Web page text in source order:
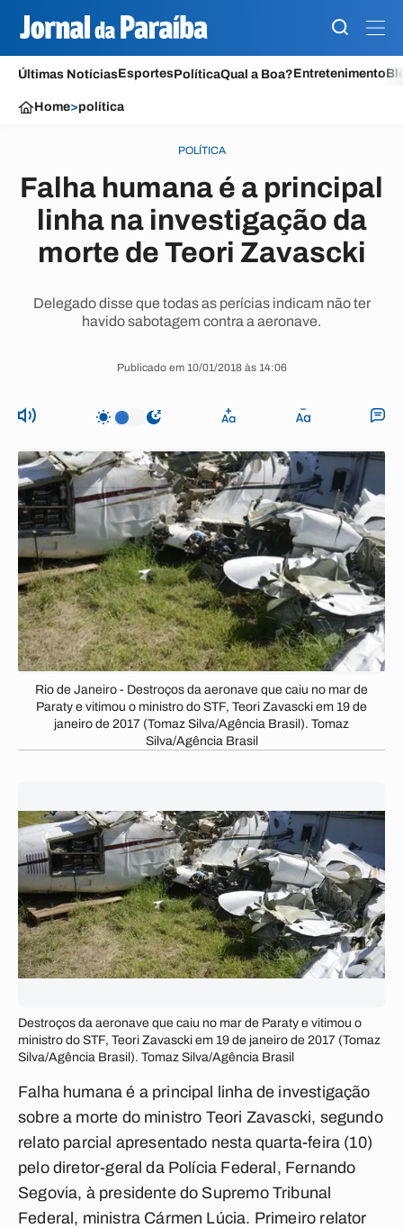
Últimas NotíciasEsportesPolíticaQual a Boa?Entretenimento
Home>política
POLÍTICA
Falha humana é a principal
linha na investigação da
morte de Teori Zavascki
Delegado disse que todas as perícias indicam não ter
havido sabotagem contra a aeronave.
Publicado em 10/01/2018 às 14:06
Rio de Janeiro - Destroços da aeronave que caiu no mar de
Paraty e vitimou o ministro do STF, Teori Zavascki em 19 de
janeiro de 2017 (Tomaz Silva/Agência Brasil). Tomaz
Silva/Agência Brasil
Destroços da aeronave que caiu no mar de Paraty e vitimou o
ministro do STF, Teori Zavascki em 19 de janeiro de 2017 (Tomaz
Silva/Agência Brasil). Tomaz Silva/Agência Brasil
Falha humana é a principal linha de investigação
sobre a morte do ministro Teori Zavascki, segundo
relato parcial apresentado nesta quarta-feira (10)
pelo diretor-geral da Polícia Federal, Fernando
Segovia, à presidente do Supremo Tribunal
Federal, ministra Cármen Lúcia. Primeiro relator